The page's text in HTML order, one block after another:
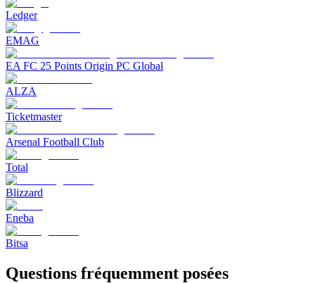
Ledger
EMAG
EA FC 25 Points Origin PC Global
ALZA
Ticketmaster
Arsenal Football Club
Total
Blizzard
Eneba
Bitsa
Questions fréquemment posées